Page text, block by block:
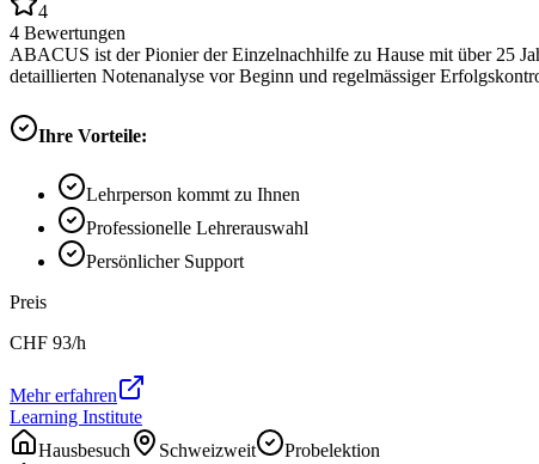
4
4 Bewertungen
ABACUS ist der Pionier der Einzelnachhilfe zu Hause mit über 25
detaillierten Notenanalyse vor Beginn und regelmässiger
Ihre Vorteile:
Lehrperson kommt zu Ihnen
Professionelle Lehrerauswahl
Persönlicher Support
Preis
CHF 93/h
Mehr erfahren
Learning Institute
Hausbesuch
Schweizweit Probelektion